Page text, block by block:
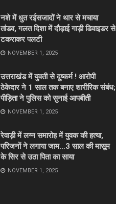
नशे में धुत रईसजादों ने थार से मचाया
तांडव, गलत दिशा में दौड़ाई गाड़ी डिवाइडर से
टकराकर पलटी
NOVEMBER 1, 2025
उत्तराखंड में युवती से दुष्कर्म ! आरोपी
ठेकेदार ने 1 साल तक बनाए शारीरिक संबंध;
पीड़िता ने पुलिस को सुनाई आपबीती
NOVEMBER 1, 2025
रेवाड़ी में लग्न समारोह में युवक की हत्या,
परिजनों ने लगाया जाम…3 साल की मासूम
के सिर से उठा पिता का साया
NOVEMBER 1, 2025